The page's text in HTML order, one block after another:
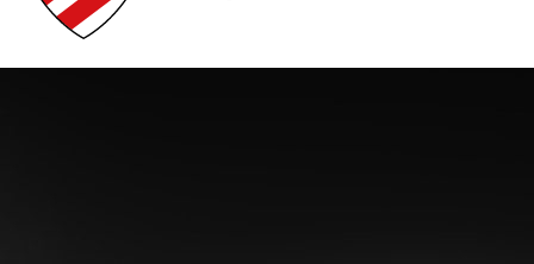
gelangen.